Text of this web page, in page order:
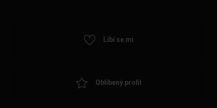
Líbí se mi
Oblíbený profil